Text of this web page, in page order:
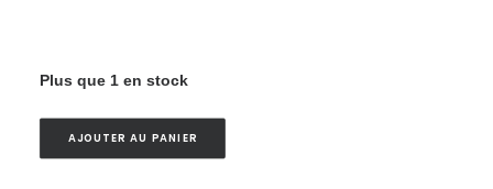
Plus que 1 en stock
AJOUTER AU PANIER